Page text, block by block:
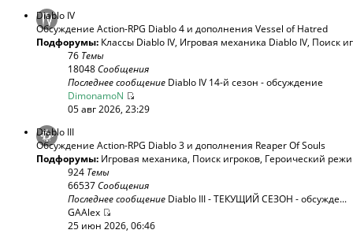
Diablo IV
Обсуждение Action-RPG Diablo 4 и дополнения Vessel of Hatred
Подфорумы: Классы Diablo IV, Игровая механика Diablo IV, Поиск
76 Темы
18048Сообщения
Последнее сообщение Diablo IV 14-й сезон - обсуждение
DimonamoN
05 авг 2026, 23:29
Diablo III
Обсуждение Action-RPG Diablo 3 и дополнения Reaper Of Souls
Подфорумы: Игровая механика, Поиск игроков, Героический
924 Темы
66537Сообщения
Последнее сообщение Diablo III - ТЕКУЩИЙ СЕЗОН - обсужде...
GAAlex
25 июн 2026, 06:46